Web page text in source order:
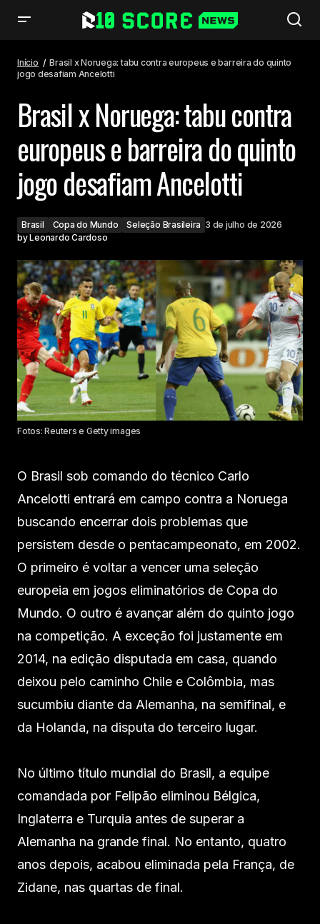
desafiam Ancelotti
Início
Brasil x Noruega: tabu contra europeus e barreira do quinto
jogo desafiam Ancelotti
Brasil x Noruega: tabu contra
europeus e barreira do quinto
jogo desafiam Ancelotti
Brasil Copa do Mundo Seleção Brasileira 3 de julho de 2026
byLeonardo Cardoso
Fotos: Reuters e Getty images
O Brasil sob comando do técnico Carlo
Ancelotti entrará em campo contra a Noruega
buscando encerrar dois problemas que
persistem desde o pentacampeonato, em 2002.
O primeiro é voltar a vencer uma seleção
europeia em jogos eliminatórios de Copa do
Mundo. O outro é avançar além do quinto jogo
na competição. A exceção foi justamente em
2014, na edição disputada em casa, quando
deixou pelo caminho Chile e Colômbia, mas
sucumbiu diante da Alemanha, na semifinal, e
da Holanda, na disputa do terceiro lugar.
No último título mundial do Brasil, a equipe
comandada por Felipão eliminou Bélgica,
Inglaterra e Turquia antes de superar a
Alemanha na grande final. No entanto, quatro
anos depois, acabou eliminada pela França, de
Zidane, nas quartas de final.